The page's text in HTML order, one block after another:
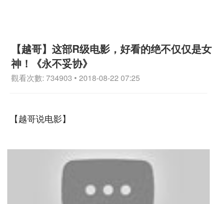
【越哥】这部R级电影，好看的绝不仅仅是女
神！《永不妥协》
觀看次數: 734903 • 2018-08-22 07:25
【越哥说电影】